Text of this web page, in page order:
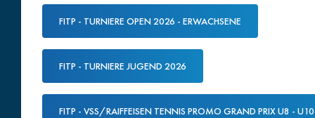
FITP - TURNIERE OPEN 2026 - ERWACHSENE
FITP - TURNIERE JUGEND 2026
FITP - VSS/RAIFFEISEN TENNIS PROMO GRAND PRIX U8 -